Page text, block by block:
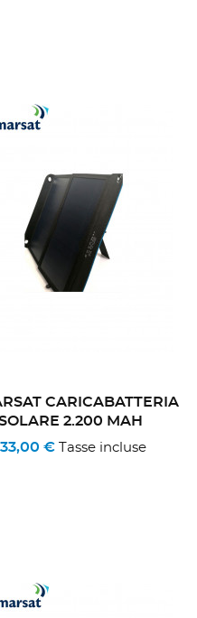
CARICABATTERIA
2.200 MAH
€Tasse incluse